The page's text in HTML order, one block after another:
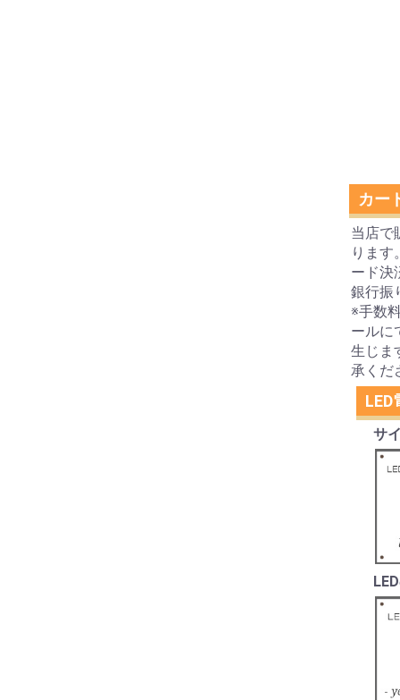
カー
当店で
ります
ード決
銀行振
※手数
ールに
生じま
承くだ
サ